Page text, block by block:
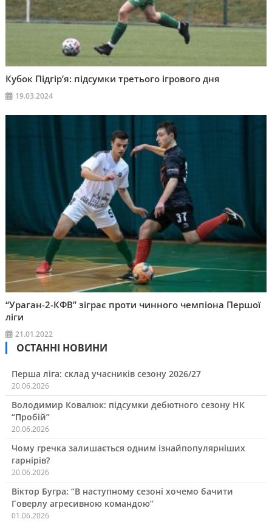
Кубок Підгір’я: підсумки третього ігрового дня
19.03.2024
“Ураган-2-КФВ” зіграє проти чинного чемпіона Першої
ліги
21.01.2022
ОСТАННІ НОВИНИ
Перша ліга: склад учасників сезону 2026/27
20.06.2026
Володимир Ковалюк: підсумки дебютного сезону НК
“Пробій”
20.06.2026
Чому гречка залишається одним ізнайпопулярніших
гарнірів?
20.06.2026
Віктор Бугра: “В наступному сезоні хочемо бачити
Говерлу агресивною командою”
01.06.2026